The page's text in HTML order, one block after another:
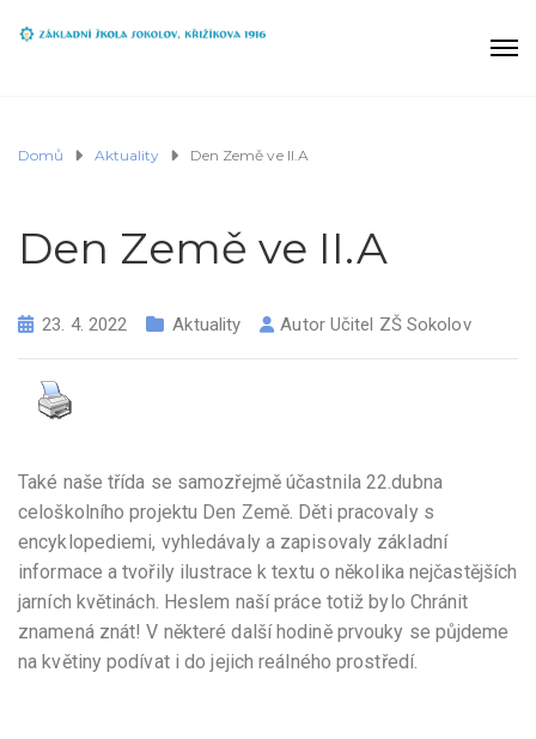
Domů Aktuality Den Země ve II.A
Den Země ve II.A
23. 4. 2022 Aktuality Autor Učitel ZŠ Sokolov
Také naše třída se samozřejmě účastnila 22.dubna
celoškolního projektu Den Země. Děti pracovaly s
encyklopediemi, vyhledávaly a zapisovaly základní
informace a tvořily ilustrace k textu o několika nejčastějších
jarních květinách. Heslem naší práce totiž bylo Chránit
znamená znát! V některé další hodině prvouky se půjdeme
na květiny podívat i do jejich reálného prostředí.